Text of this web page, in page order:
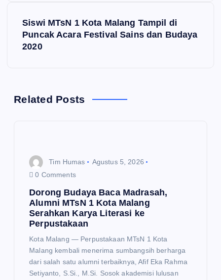
s
Siswi MTsN 1 Kota Malang Tampil di
Puncak Acara Festival Sains dan Budaya
2020
Related Posts
Tim Humas
Agustus 5, 2026
0 Comments
Dorong Budaya Baca Madrasah,
Alumni MTsN 1 Kota Malang
Serahkan Karya Literasi ke
Perpustakaan
Kota Malang — Perpustakaan MTsN 1 Kota
Malang kembali menerima sumbangsih berharga
dari salah satu alumni terbaiknya, Afif Eka Rahma
Setiyanto, S.Si., M.Si. Sosok akademisi lulusan